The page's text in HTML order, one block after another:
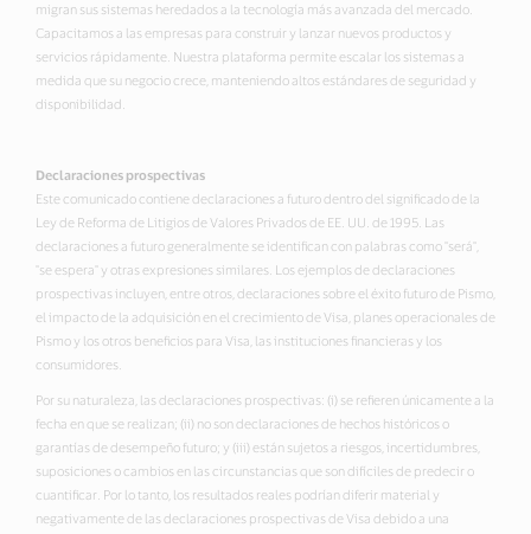
migran sus sistemas heredados a la tecnología más avanzada del mercado.
Capacitamos a las empresas para construir y lanzar nuevos productos y
servicios rápidamente. Nuestra plataforma permite escalar los sistemas a
medida que su negocio crece, manteniendo altos estándares de seguridad y
disponibilidad.
Declaraciones prospectivas
Este comunicado contiene declaraciones a futuro dentro del significado de la
Ley de Reforma de Litigios de Valores Privados de EE. UU. de 1995. Las
declaraciones a futuro generalmente se identifican con palabras como "será",
"se espera" y otras expresiones similares. Los ejemplos de declaraciones
prospectivas incluyen, entre otros, declaraciones sobre el éxito futuro de Pismo,
el impacto de la adquisición en el crecimiento de Visa, planes operacionales de
Pismo y los otros beneficios para Visa, las instituciones financieras y los
consumidores.
Por su naturaleza, las declaraciones prospectivas: (i) se refieren únicamente a la
fecha en que se realizan; (ii) no son declaraciones de hechos históricos o
garantías de desempeño futuro; y (iii) están sujetos a riesgos, incertidumbres,
suposiciones o cambios en las circunstancias que son difíciles de predecir o
cuantificar. Por lo tanto, los resultados reales podrían diferir material y
negativamente de las declaraciones prospectivas de Visa debido a una